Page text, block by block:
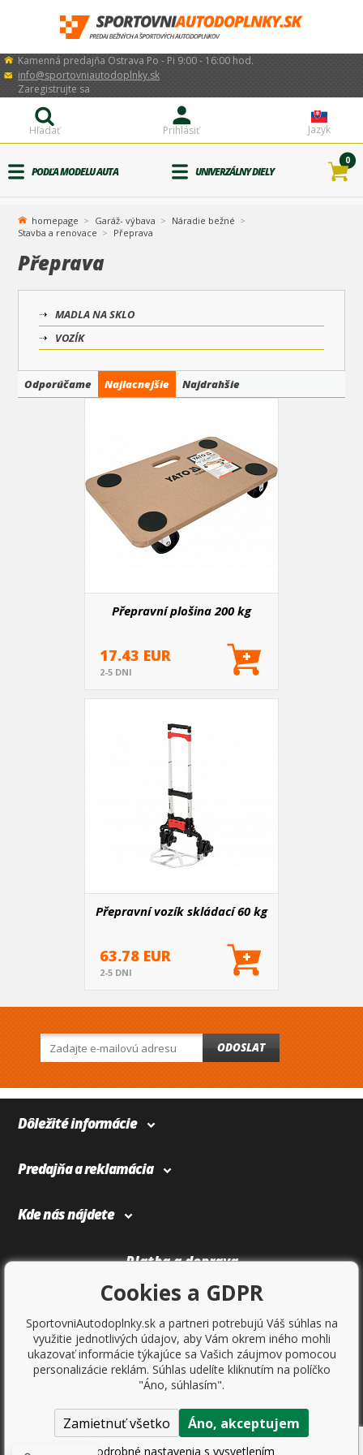
Kamenná predajňa Ostrava Po - Pi 9:00 - 16:00 hod.
info@sportovniautodoplnky.sk
Jazyk
Prihlásiť
Zaregistrujte sa
Hľadať
PODĽA MODELU AUTA UNIVERZÁLNY DIELY
0
homepage Garáž- výbava
Náradie bežné
Stavba a renovace
Přeprava
Přeprava
MADLA NA SKLO
VOZÍK
Odporúčame Najlacnejšie Najdrahšie
Přepravní plošina 200 kg
17.43 EUR
2-5 DNI
Přepravní vozík skládací 60 kg
63.78 EUR
2-5 DNI
ODOSLAT
Dôležité informácie
Predajňa a reklamácia
Kde nás nájdete
Platba a doprava
Copyright © 2017Sportovniautodoplnky.cz- Tuning shop, športové
autodoplnky, tuning auta. Všetky práva vyhradené.
Cookies a GDPR
SportovniAutodoplnky.sk a partneri potrebujú Váš súhlas na
využitie jednotlivých údajov, aby Vám okrem iného mohli
ukazovať informácie týkajúce sa Vašich záujmov pomocou
personalizácie reklám. Súhlas udelíte kliknutím na políčko
"Áno, súhlasím".
Zamietnuť všetko Áno, akceptujem
Podrobné nastavenia s vysvetlením